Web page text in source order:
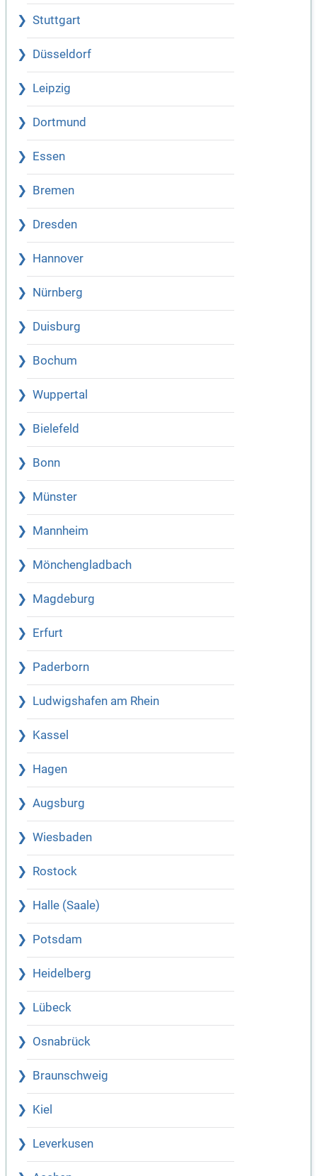
Stuttgart
Düsseldorf
Leipzig
Dortmund
Essen
Bremen
Dresden
Hannover
Nürnberg
Duisburg
Bochum
Wuppertal
Bielefeld
Bonn
Münster
Mannheim
Mönchengladbach
Magdeburg
Erfurt
Paderborn
Ludwigshafen am Rhein
Kassel
Hagen
Augsburg
Wiesbaden
Rostock
Halle (Saale)
Potsdam
Heidelberg
Lübeck
Osnabrück
Braunschweig
Kiel
Leverkusen